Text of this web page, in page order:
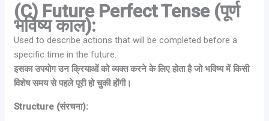
(C) Future Perfect Tense (पूर्ण
भविष्य काल):
Used to describe actions that will be completed before a
specific time in the future.
इसका उपयोग उन क्रियाओं को व्यक्त करने के लिए होता है जो भविष्य में किसी
विशेष समय से पहले पूरी हो चुकी होंगी।
Structure (संरचना):